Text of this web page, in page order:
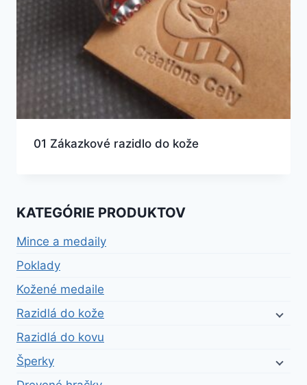
01 Zákazkové razidlo do kože
KATEGÓRIE PRODUKTOV
Mince a medaily
Poklady
Kožené medaile
Razidlá do kože
Razidlá do kovu
Šperky